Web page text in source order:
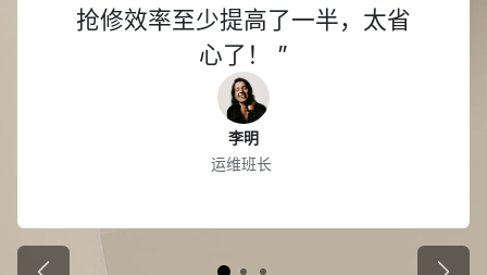
抢修效率至少提高了一半，太省
心了！ ”
李明 ​
运维班长